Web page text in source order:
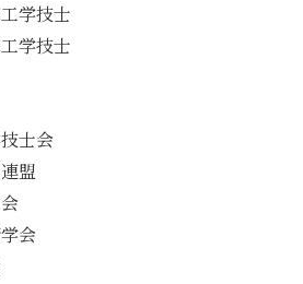
学技士
学技士
士会
盟
会